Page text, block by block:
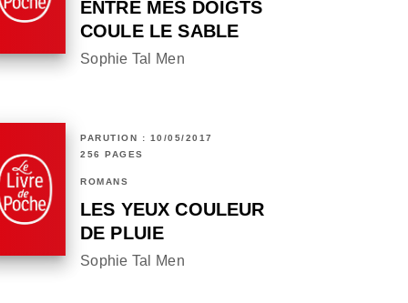
ENTRE MES DOIGTS
COULE LE SABLE
Sophie Tal Men
PARUTION : 10/05/2017
256 PAGES
ROMANS
LES YEUX COULEUR
DE PLUIE
Sophie Tal Men